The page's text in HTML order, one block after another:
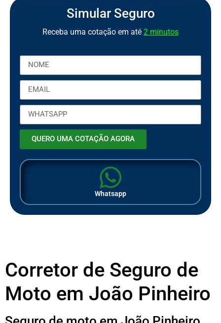
Simular Seguro
Receba uma cotação em até 2 minutos
QUERO UMA COTAÇÃO AGORA
Whatsapp
Corretor de Seguro de
Moto em João Pinheiro